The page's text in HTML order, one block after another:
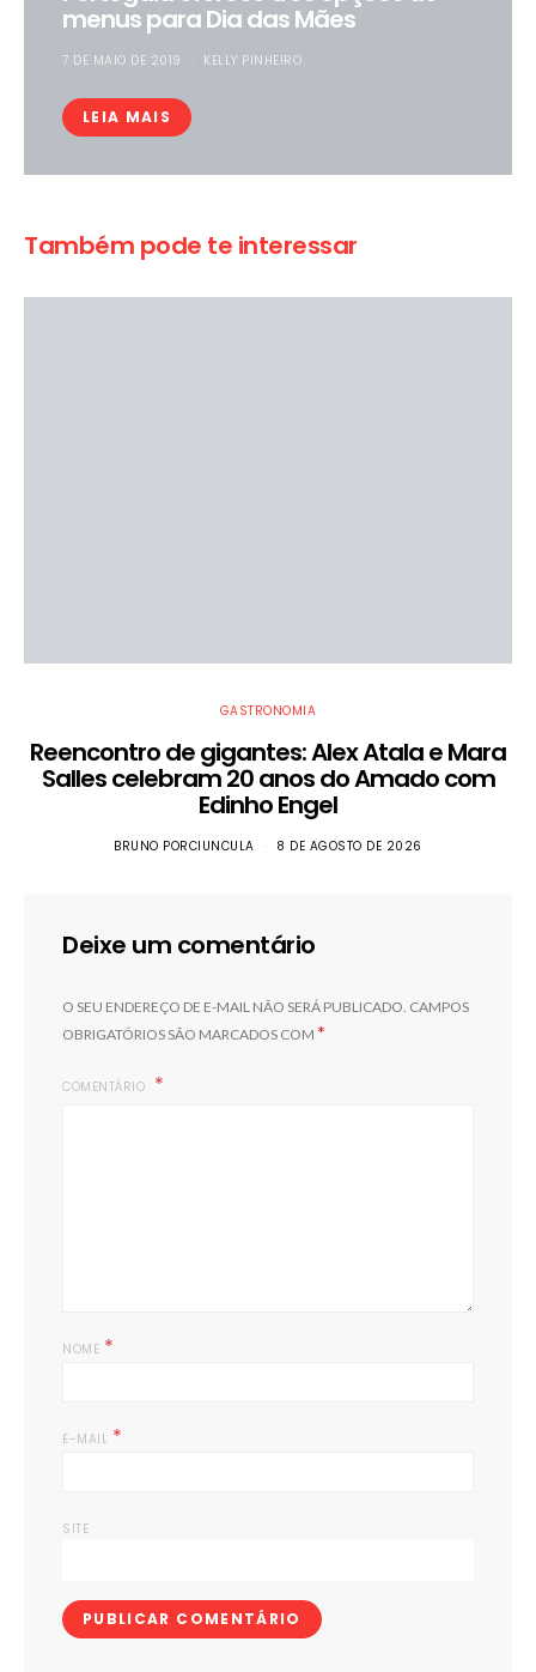
menus para Dia das Mães
7 DE MAIO DE 2019 KELLY PINHEIRO
LEIA MAIS
Também pode te interessar
GASTRONOMIA
Reencontro de gigantes: Alex Atala e Mara
Salles celebram 20 anos do Amado com
Edinho Engel
BRUNO PORCIUNCULA 8 DE AGOSTO DE 2026
Deixe um comentário
O SEU ENDEREÇO DE E-MAIL NÃO SERÁ PUBLICADO. CAMPOS
OBRIGATÓRIOS SÃO MARCADOS COM *
COMENTÁRIO
NOME *
E-MAIL *
SITE